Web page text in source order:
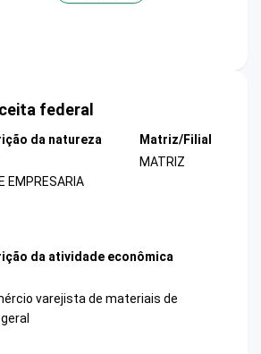
federal
da natureza
EMPRESARIA
Matriz/Filial
MATRIZ
da atividade econômica
varejista de materiais de